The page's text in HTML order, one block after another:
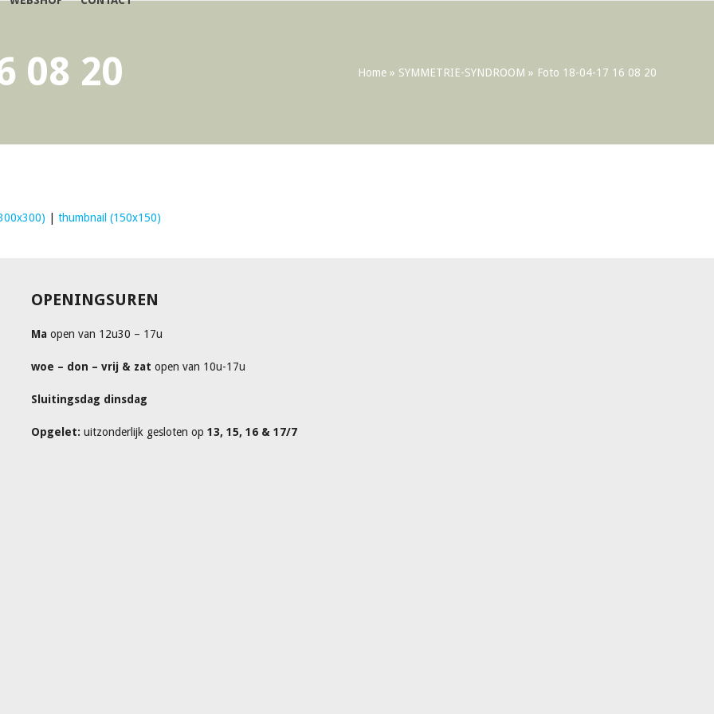
08 20 Home » SYMMETRIE-SYNDROOM » Foto 18-04-17 16 08 20
thumbnail (150x150)
OPENINGSUREN
Ma open van 12u30 – 17u
woe – don – vrij & zat open van 10u-17u
Sluitingsdag dinsdag
Opgelet: uitzonderlijk gesloten op 13, 15, 16 & 17/7